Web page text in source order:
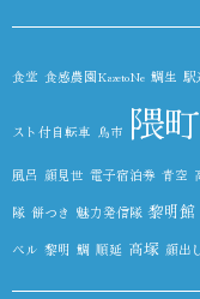
食堂 食感農園KazetoNe 鯛生 駅
スト付自転車 鳥市 隈町
風呂 顔見世 電子宿泊券 青空
隊 餅つき 魅力発信隊 黎明館
ベル 黎明 鯛 順延 高塚 顔出